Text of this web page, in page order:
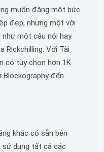
muốn đăng một bức
đẹp, nhưng một với
như một câu nói hay
Rickchilling. Với Tài
có tùy chọn hơn 1K
đến
khác có sẵn bên
sử dụng tất cả các